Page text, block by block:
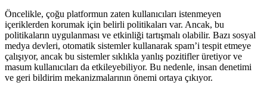
Öncelikle, çoğu platformun zaten kullanıcıları istenmeyen
içeriklerden korumak için belirli politikaları var. Ancak, bu
politikaların uygulanması ve etkinliği tartışmalı olabilir. Bazı sosyal
medya devleri, otomatik sistemler kullanarak spam’i tespit etmeye
çalışıyor, ancak bu sistemler sıklıkla yanlış pozitifler üretiyor ve
masum kullanıcıları da etkileyebiliyor. Bu nedenle, insan denetimi
ve geri bildirim mekanizmalarının önemi ortaya çıkıyor.